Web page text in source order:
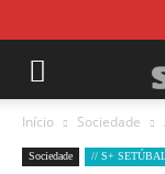
Início Sociedade
Sociedade // S+